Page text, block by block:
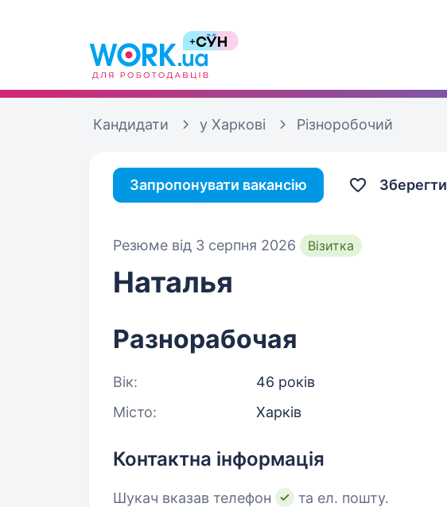
Кандидати у Харкові Різноробочий
Запропонувати вакансію Зберегти
Резюме від 3 серпня 2026 Візитка
Наталья
Разнорабочая
Вік:
46 років
Місто:
Харків
Контактна інформація
Шукач вказав телефон
та ел. пошту.